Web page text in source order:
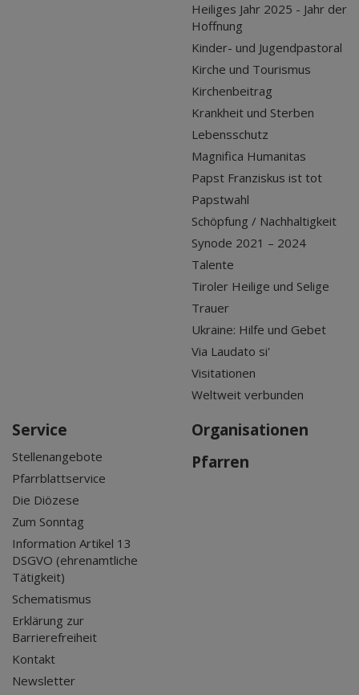
Heiliges Jahr 2025 - Jahr der
Hoffnung
Kinder- und Jugendpastoral
Kirche und Tourismus
Kirchenbeitrag
Krankheit und Sterben
Lebensschutz
Magnifica Humanitas
Papst Franziskus ist tot
Papstwahl
Schöpfung / Nachhaltigkeit
Synode 2021 – 2024
Talente
Tiroler Heilige und Selige
Trauer
Ukraine: Hilfe und Gebet
Via Laudato si'
Visitationen
Weltweit verbunden
Service
Stellenangebote
Pfarrblattservice
Die Diözese
Zum Sonntag
Information Artikel 13
DSGVO (ehrenamtliche
Tätigkeit)
Schematismus
Erklärung zur
Barrierefreiheit
Kontakt
Newsletter
Organisationen
Pfarren